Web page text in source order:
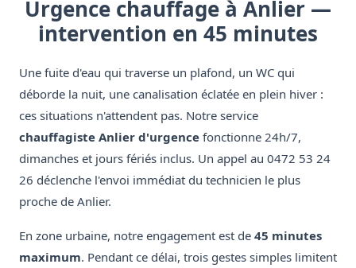
Urgence chauffage à Anlier —
intervention en 45 minutes
Une fuite d'eau qui traverse un plafond, un WC qui
déborde la nuit, une canalisation éclatée en plein hiver :
ces situations n'attendent pas. Notre service
chauffagiste Anlier d'urgence fonctionne 24h/7,
dimanches et jours fériés inclus. Un appel au 0472 53 24
26 déclenche l'envoi immédiat du technicien le plus
proche de Anlier.
En zone urbaine, notre engagement est de 45 minutes
maximum. Pendant ce délai, trois gestes simples limitent